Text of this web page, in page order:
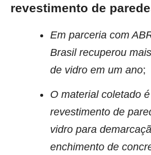
revestimento de
Em parceria com
Brasil recuperou
de vidro em um ano;
O material coletado
revestimento de
vidro para
enchimento de